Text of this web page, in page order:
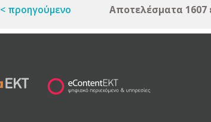
< προηγούμενο Αποτελέσματα 1607